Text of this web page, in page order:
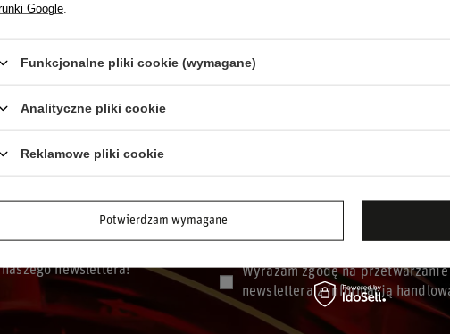
newslettera!
Wyrażam zgodę na
newslettera z informacją
Google
Funkcjonalne pliki cookie (wymagane)
Analityczne pliki cookie
Reklamowe pliki cookie
Potwierdzam wymagane